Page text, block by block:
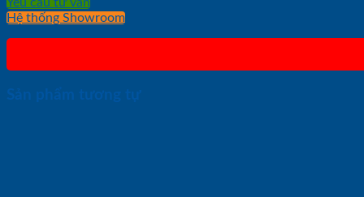
Yêu cầu tư vấn
Hệ thống Showroom
Sản phẩm tương tự